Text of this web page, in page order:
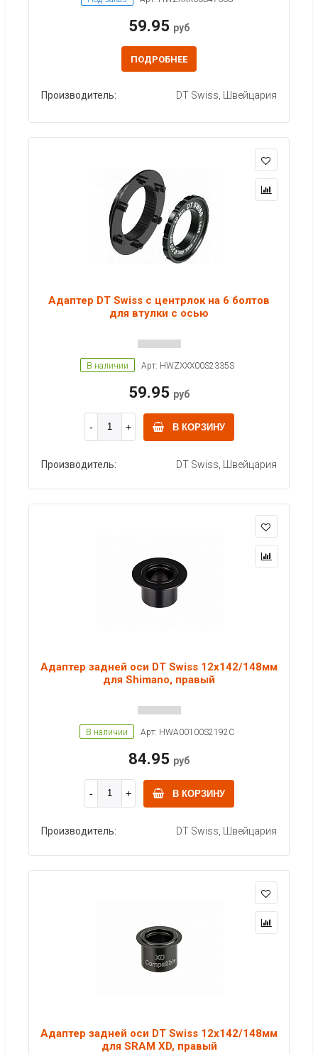
59.95 руб
ПОДРОБНЕЕ
Производитель: DT Swiss, Швейцария
Адаптер DT Swiss с центрлок на 6 болтов
для втулки с осью
В наличии Арт: HWZXXX00S2335S
59.95 руб
В КОРЗИНУ
Производитель: DT Swiss, Швейцария
Адаптер задней оси DT Swiss 12x142/148мм
для Shimano, правый
В наличии Арт: HWA00100S2192C
84.95 руб
В КОРЗИНУ
Производитель: DT Swiss, Швейцария
Адаптер задней оси DT Swiss 12x142/148мм
для SRAM XD, правый